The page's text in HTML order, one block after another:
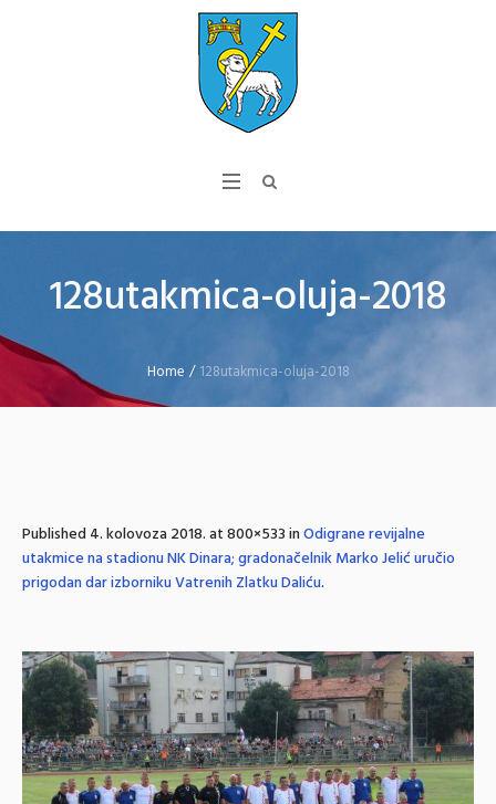
128utakmica-oluja-2018
Home /128utakmica-oluja-2018
Published4. kolovoza 2018.at 800×533 inOdigrane revijalne
utakmice na stadionu NK Dinara; gradonačelnik Marko Jelić uručio
prigodan dar izborniku Vatrenih Zlatku Daliću.